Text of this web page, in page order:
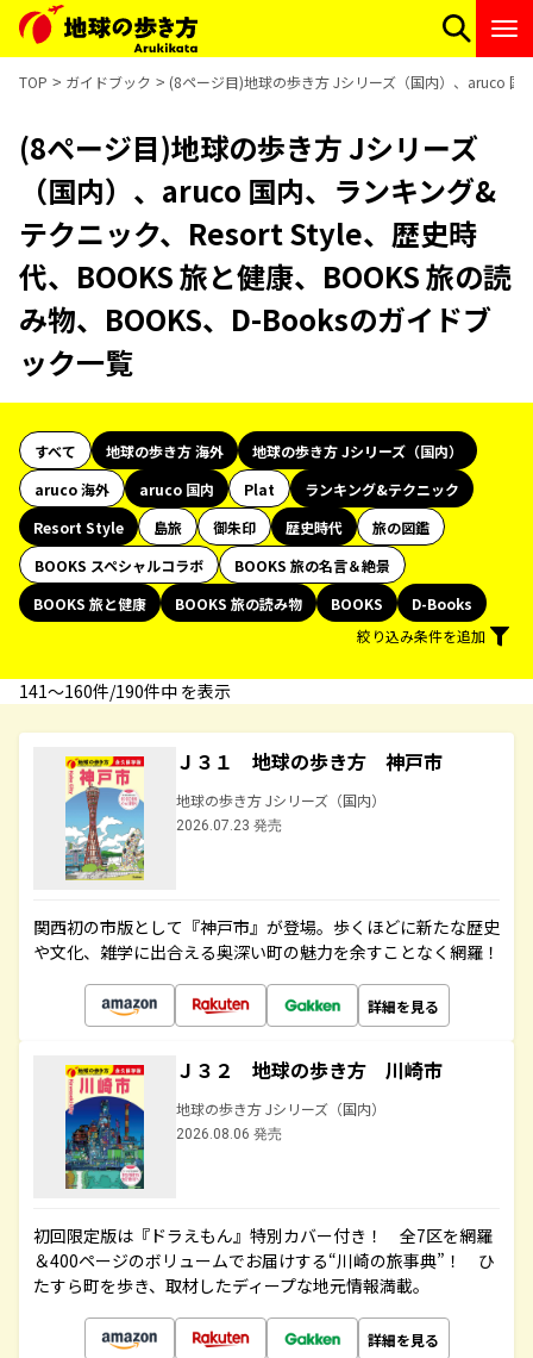
TOP ガイドブック (8ページ目)地球の歩き方 Jシリーズ（国内）、aruco 国
(8ページ目)地球の歩き方 Jシリーズ
（国内）、aruco 国内、ランキング&
テクニック、Resort Style、歴史時
代、BOOKS 旅と健康、BOOKS 旅の読
み物、BOOKS、D-Booksのガイドブ
ック一覧
すべて 地球の歩き方 海外
地球の歩き方 Jシリーズ（国内）
aruco 海外
aruco 国内 Plat
ランキング&テクニック
Resort Style
島旅 御朱印 歴史時代
旅の図鑑
BOOKS スペシャルコラボ
BOOKS 旅の名言＆絶景
BOOKS 旅と健康
BOOKS 旅の読み物 BOOKS
D-Books
絞り込み条件を追加
141〜160件/190件中 を表示
Ｊ３１ 地球の歩き方 神戸市
地球の歩き方 Jシリーズ（国内）
2026.07.23 発売
関西初の市版として『神戸市』が登場。歩くほどに新たな歴史
や文化、雑学に出合える奥深い町の魅力を余すことなく網羅！
詳細を見る
Ｊ３２ 地球の歩き方 川崎市
地球の歩き方 Jシリーズ（国内）
2026.08.06 発売
初回限定版は『ドラえもん』特別カバー付き！ 全7区を網羅
＆400ページのボリュームでお届けする“川崎の旅事典”！ ひ
たすら町を歩き、取材したディープな地元情報満載。
詳細を見る